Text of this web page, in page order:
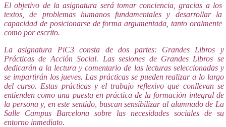
El objetivo de la asignatura será tomar conciencia, gracias a los
textos, de problemas humanos fundamentales y desarrollar la
capacidad de posicionarse de forma argumentada, tanto oralmente
como por escrito.
La asignatura PiC3 consta de dos partes: Grandes Libros y
Prácticas de Acción Social. Las sesiones de Grandes Libros se
dedicarán a la lectura y comentario de las lecturas seleccionadas y
se impartirán los jueves. Las prácticas se pueden realizar a lo largo
del curso. Estas prácticas y el trabajo reflexivo que conllevan se
entienden como una puesta en práctica de la formación integral de
la persona y, en este sentido, buscan sensibilizar al alumnado de La
Salle Campus Barcelona sobre las necesidades sociales de su
entorno inmediato.